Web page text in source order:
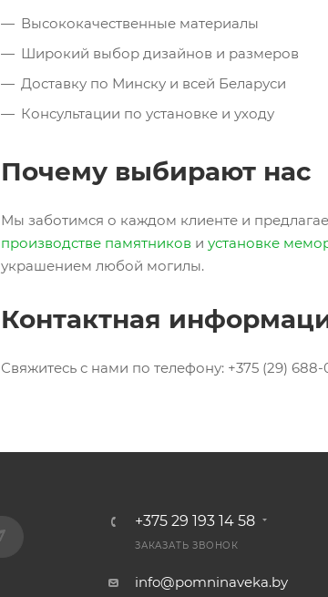
Высококачественные материалы
Широкий выбор дизайнов и размеров
Доставку по Минску и всей Беларуси
Консультации по установке и уходу
Почему выбирают нас
Мы заботимся о каждом клиенте и
производстве памятников и установке
украшением любой могилы.
Контактная
Свяжитесь с нами по телефону: +375 (29)
+375 29 193 14 58
ЗАКАЗАТЬ ЗВОНОК
info@pomninaveka.by